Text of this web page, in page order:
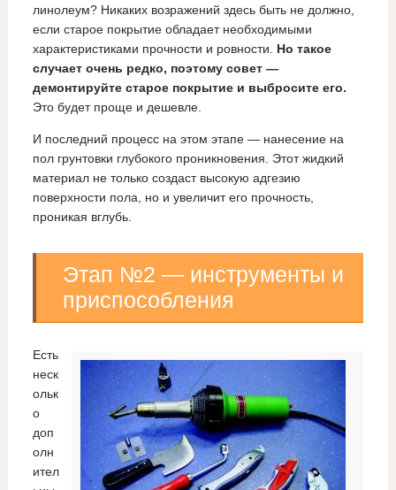
линолеум? Никаких возражений здесь быть не должно,
если старое покрытие обладает необходимыми
характеристиками прочности и ровности. Но такое
случает очень редко, поэтому совет —
демонтируйте старое покрытие и выбросите его.
Это будет проще и дешевле.
И последний процесс на этом этапе — нанесение на
пол грунтовки глубокого проникновения. Этот жидкий
материал не только создаст высокую адгезию
поверхности пола, но и увеличит его прочность,
проникая вглубь.
Этап №2 — инструменты и
приспособления
Есть
неск
ольк
о
доп
олн
ител